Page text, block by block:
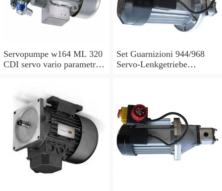
Servopumpe w164 ML 320
CDI servo vario parametri
Set Guarnizioni 944/968
Servo-Lenkgetriebe